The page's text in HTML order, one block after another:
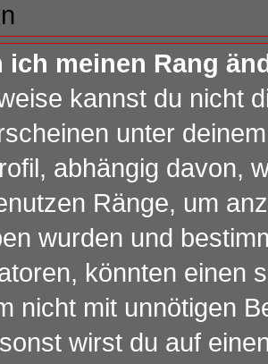
ich meinen Rang
kannst du nicht
unter
abhängig davon,
Ränge, um
wurden und
könnten einen
nicht mit unnötigen
wirst du auf